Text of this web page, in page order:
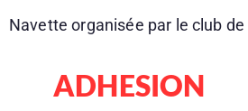
Navette organisée par le club
ADHESION